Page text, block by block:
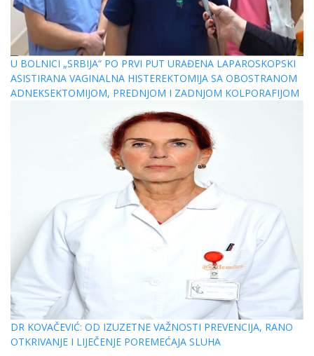
U BOLNICI „SRBIJA“ PO PRVI PUT URAĐENA LAPAROSKOPSKI
ASISTIRANA VAGINALNA HISTEREKTOMIJA SA OBOSTRANOM
ADNEKSEKTOMIJOM, PREDNJOM I ZADNJOM KOLPORAFIJOM
DR KOVAČEVIĆ: OD IZUZETNE VAŽNOSTI PREVENCIJA, RANO
OTKRIVANJE I LIJEČENJE POREMEĆAJA SLUHA